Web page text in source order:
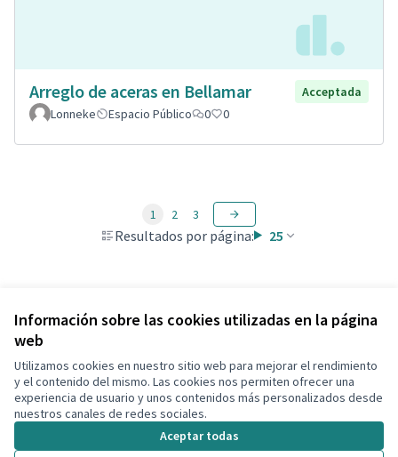
Información sobre las cookies utilizadas en la página
web
Utilizamos cookies en nuestro sitio web para mejorar el rendimiento
y el contenido del mismo. Las cookies nos permiten ofrecer una
experiencia de usuario y unos contenidos más personalizados desde
nuestros canales de redes sociales.
Aceptar todas
Arreglo de aceras en Bellamar
Acceptada
Lonneke
Espacio Público 0 0
Resultados por página: 25
1 2 3
Ver todas las propuestas retiradas
Términos y condiciones de uso
Configuración de cookies
Decidim Calafell en X
(Enlace externo)
Decidim Calafell en Facebook
Decidim Calafell en YouTube
Decidim Calafell en GitHub
(Enlace externo)